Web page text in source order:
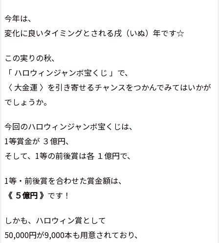
今年は、
変化に良いタイミングとされる戌（いぬ）年です☆
この実りの秋、
「 ハロウィンジャンボ宝くじ 」で、
〈 大金運 〉を引き寄せるチャンスをつかんでみてはいかが
でしょうか。
今回のハロウィンジャンボ宝くじは、
1等賞金が ３億円、
そして、1等の前後賞は各 １億円で、
1等・前後賞を合わせた賞金額は、
《 ５億円 》 です！
しかも、ハロウィン賞として
50,000円が9,000本も用意されており、